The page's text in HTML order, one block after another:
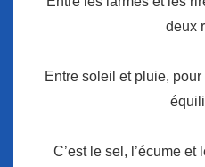
deux
Entre soleil et pluie,
C’est le sel, l’écume